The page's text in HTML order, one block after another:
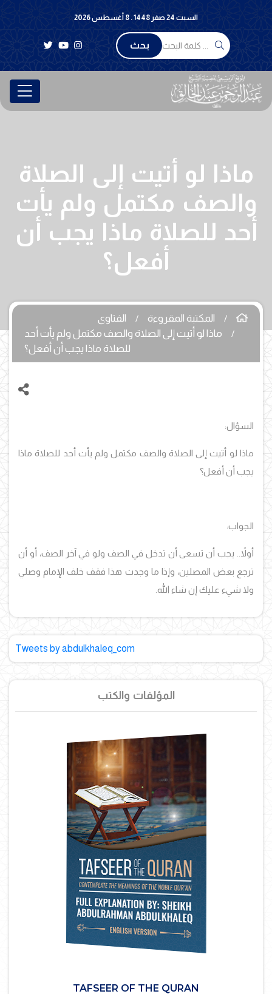
السبت 24 صفر 1448 . 8 أغسطس 2026
بحث
ماذا لو أتيت إلى الصلاة
والصف مكتمل ولم يأت
أحد للصلاة ماذا يجب أن
أفعل؟
المكتبة المقروءة
الفتاوى
ماذا لو أتيت إلى الصلاة والصف مكتمل ولم يأت أحد
للصلاة ماذا يجب أن أفعل؟
السؤال:
ماذا لو أتيت إلى الصلاة والصف مكتمل ولم يأت أحد للصلاة ماذا
يجب أن أفعل؟
الجواب:
أولاً.. يجب أن تسعى أن تدخل في الصف ولو في آخر الصف، أو أن
ترجع بعض المصلين، وإذا ما وجدت هذا فقف خلف الإمام وصلي
ولا شيء عليك إن شاء الله.
Tweets by abdulkhaleq_com
المؤلفات والكتب
TAFSEER OF THE QURAN